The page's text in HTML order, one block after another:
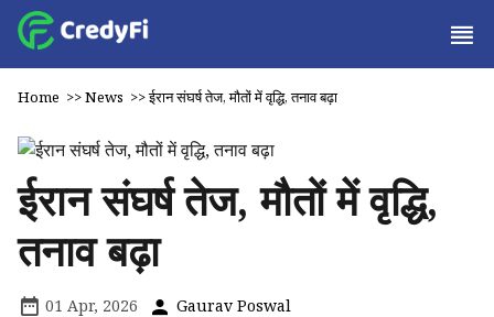
Home >>News >>ईरान संघर्ष तेज, मौतों में वृद्धि, तनाव बढ़ा
ईरान संघर्ष तेज, मौतों में वृद्धि,
तनाव बढ़ा
01 Apr, 2026 Gaurav Poswal